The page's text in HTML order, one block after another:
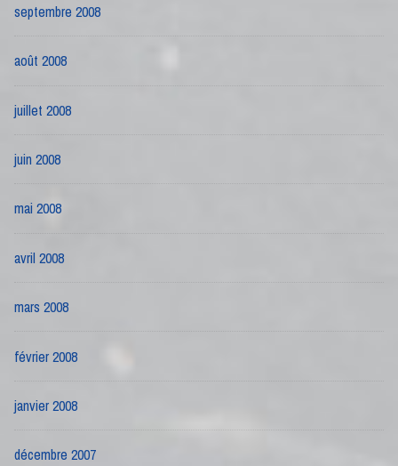
septembre 2008
août 2008
juillet 2008
juin 2008
mai 2008
avril 2008
mars 2008
février 2008
janvier 2008
décembre 2007